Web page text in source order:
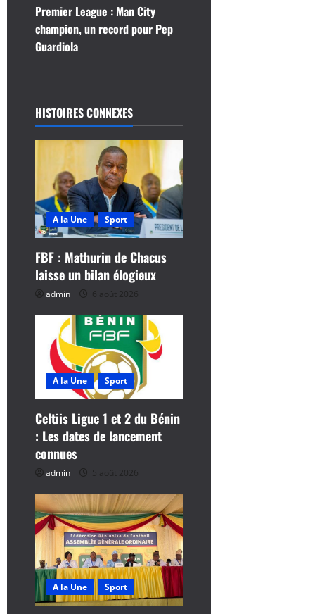
i
t
n
d
’
a
c
l
e
Premier League : Man City
champion, un record pour Pep
Guardiola
HISTOIRES CONNEXES
A la Une Sport
FBF : Mathurin de Chacus
laisse un bilan élogieux
admin 6 août 2026
A la Une Sport
Celtiis Ligue 1 et 2 du Bénin
: Les dates de lancement
connues
admin 5 août 2026
A la Une Sport